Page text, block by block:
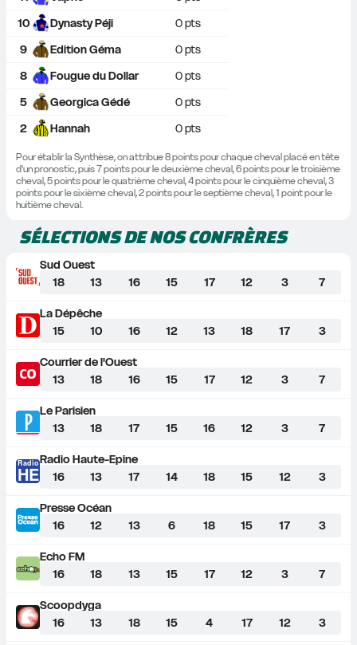
10
Dynasty Péji 0 pts
9
Edition Géma 0 pts
8
Fougue du Dollar 0 pts
5
Georgica Gédé 0 pts
2
Hannah 0 pts
Pour établir la Synthèse, on attribue 8 points pour chaque cheval placé en tête
d'un pronostic, puis 7 points pour le deuxième cheval, 6 points pour le troisième
cheval, 5 points pour le quatrième cheval, 4 points pour le cinquième cheval, 3
points pour le sixième cheval, 2 points pour le septième cheval, 1 point pour le
huitième cheval.
SÉLECTIONS DE NOS CONFRÈRES
Sud Ouest
18
13 16 15 17 12 3 7
La Dépêche
15
10 16 12 13 18 17 3
Courrier de l'Ouest
13
18 16 15 17 12 3 7
Le Parisien
13
18 17 15 16 12 3 7
Radio
HE
Radio Haute-Epine
16
13 17 14 18 15 12 3
Presse Océan
16
12 13 6 18 15 17 3
Echo FM
16
18 13 15 17 12 3 7
Scoopdyga
16
13 18 15 4 17 12 3